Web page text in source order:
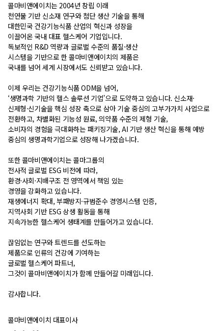
콜마비앤에이치는 2004년 창립 이래
천연물 기반 신소재 연구와 첨단 생산 기술을 통해
대한민국 건강기능식품 산업의 혁신과 성장을
이끌어온 국내 대표 헬스케어 기업입니다.
독보적인 R&D 역량과 글로벌 수준의 품질·생산
시스템을 기반으로 한 콜마비앤에이치의 제품은
국내를 넘어 세계 시장에서도 신뢰받고 있습니다.
이제 우리는 건강기능식품 ODM을 넘어,
‘생명과학 기반의 헬스 솔루션 기업’으로 도약하고 있습니다. 신소재·
신제형·신기술을 핵심 성장 축으로 삼아 기술 중심의 고부가가치 사업으로
전환하고, 차별화된 기능성 원료, 의약품 수준의 제형 기술,
소비자의 경험을 극대화하는 패키징기술, AI 기반 생산 혁신을 통해 예방
중심의 생명과학기업으로 성장해 나가겠습니다.
또한 콜마비앤에이치는 콜마그룹의
전사적 글로벌 ESG 비전에 따라,
환경·사회·지배구조 전 영역에서 책임 있는
경영을 강화하고 있습니다.
재생에너지 확대, 부패방지·규범준수 경영시스템 인증,
지역사회 기반 ESG 상생 활동을 통해
지속가능한 헬스케어 생태계를 만들어가고 있습니다.
끊임없는 연구와 트렌드를 선도하는
제품으로 인류의 건강에 기여하는
글로벌 헬스케어 파트너,
그것이 콜마비앤에이치가 함께 만들어갈 미래입니다.
감사합니다.
콜마비앤에이치 대표이사